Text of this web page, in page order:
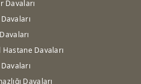
Davaları
Davaları
Davaları